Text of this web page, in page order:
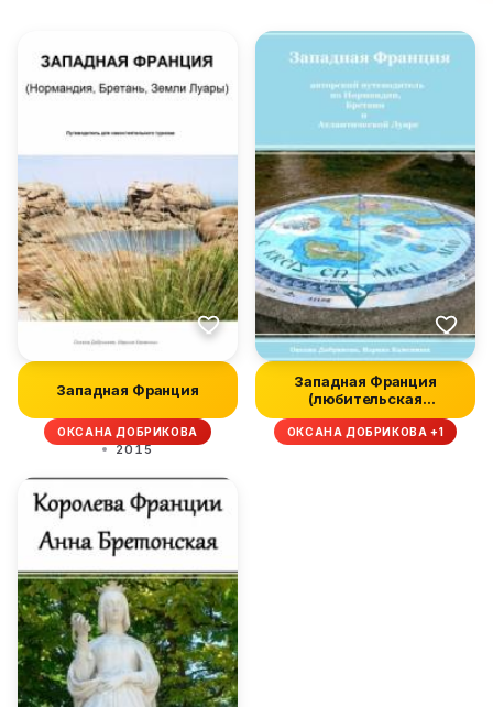
Западная Франция
ОКСАНА ДОБРИКОВА
2015
Западная Франция
(любительская
редактура)
ОКСАНА ДОБРИКОВА +1